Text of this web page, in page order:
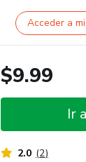
Acceder a
$9.99
Ir
2.0 (2)